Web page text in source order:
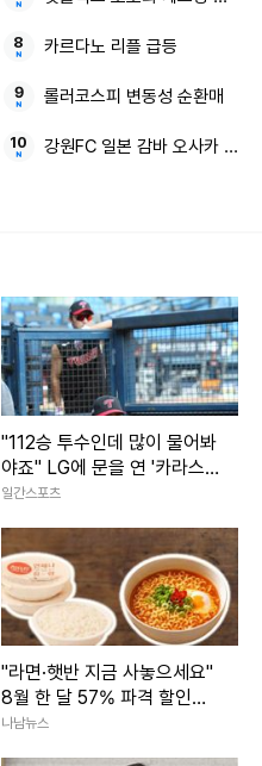
카르다노 리플 급등
롤러코스피 변동성 순환매
강원FC 일본 감바 오사카
"112승 투수인데 많이 물어봐
야죠" LG에 문을 연 '카라스
코 스쿨'
일간스포츠
"라면·햇반 지금 사놓으세요"
8월 한 달 57% 파격 할인행
사 3800개 품목 마트
나남뉴스